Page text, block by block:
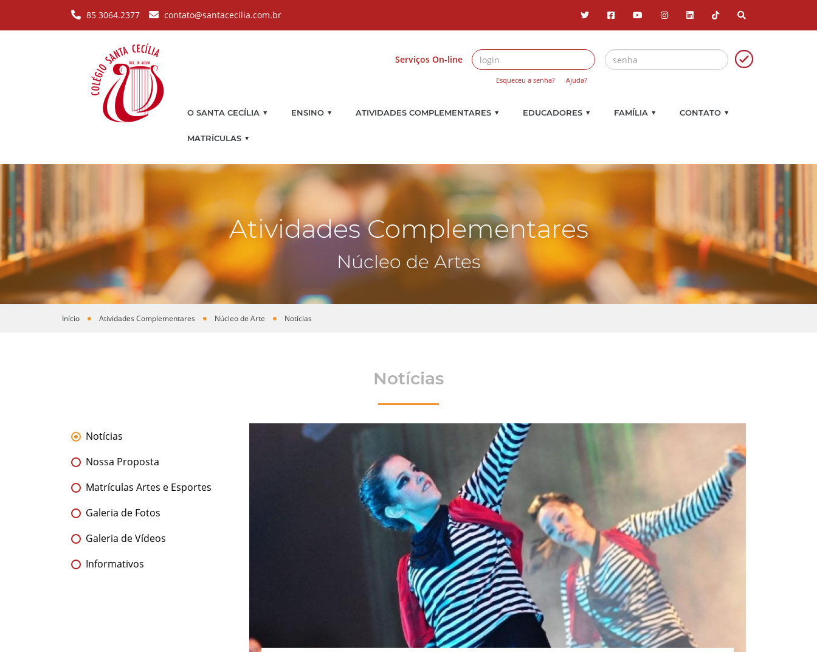
85 3064.2377 contato@santacecilia.com.br
Serviços On-line
Esqueceu a senha? Ajuda?
O SANTA CECÍLIA ▼ ENSINO ▼ ATIVIDADES COMPLEMENTARES ▼ EDUCADORES ▼ FAMÍLIA ▼ CONTATO ▼
MATRÍCULAS ▼
Atividades Complementares
Núcleo de Artes
Você está aqui
Início Atividades Complementares Núcleo de Arte Notícias
Notícias
Notícias
Nossa Proposta
Matrículas Artes e Esportes
Galeria de Fotos
Galeria de Vídeos
Informativos